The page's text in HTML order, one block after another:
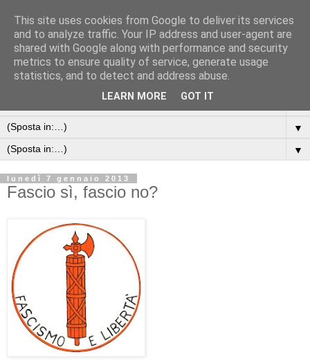
▼
▼
lunedì 7 gennaio 2013
Fascio sì, fascio no?
This site uses cookies from Google to deliver its services
and to analyze traffic. Your IP address and user-agent are
shared with Google along with performance and security
metrics to ensure quality of service, generate usage
statistics, and to detect and address abuse.
LEARN MORE GOT IT